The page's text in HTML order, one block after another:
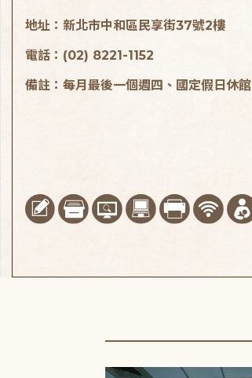
地址：新北市中和區民享街37號2樓
電話：(02) 8221-1152
備註：每月最後一個週四、國定假日休館